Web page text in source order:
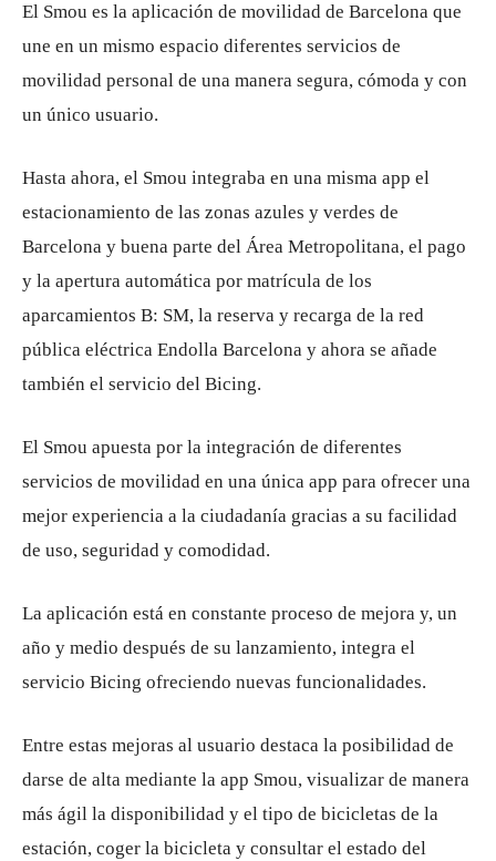
El Smou es la aplicación de movilidad de Barcelona que
une en un mismo espacio diferentes servicios de
movilidad personal de una manera segura, cómoda y con
un único usuario.
Hasta ahora, el Smou integraba en una misma app el
estacionamiento de las zonas azules y verdes de
Barcelona y buena parte del Área Metropolitana, el pago
y la apertura automática por matrícula de los
aparcamientos B: SM, la reserva y recarga de la red
pública eléctrica Endolla Barcelona y ahora se añade
también el servicio del Bicing.
El Smou apuesta por la integración de diferentes
servicios de movilidad en una única app para ofrecer una
mejor experiencia a la ciudadanía gracias a su facilidad
de uso, seguridad y comodidad.
La aplicación está en constante proceso de mejora y, un
año y medio después de su lanzamiento, integra el
servicio Bicing ofreciendo nuevas funcionalidades.
Entre estas mejoras al usuario destaca la posibilidad de
darse de alta mediante la app Smou, visualizar de manera
más ágil la disponibilidad y el tipo de bicicletas de la
estación, coger la bicicleta y consultar el estado del